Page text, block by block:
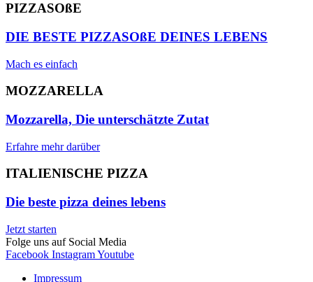
PIZZASOßE
DIE BESTE PIZZASOßE DEINES LEBENS
Mach es einfach
MOZZARELLA
Mozzarella, Die unterschätzte Zutat
Erfahre mehr darüber
ITALIENISCHE PIZZA
Die beste pizza deines lebens
Jetzt starten
Folge uns auf Social Media
Facebook InstagramYoutube
Impressum